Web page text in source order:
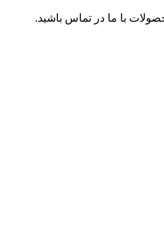
با ما در تماس باشید.